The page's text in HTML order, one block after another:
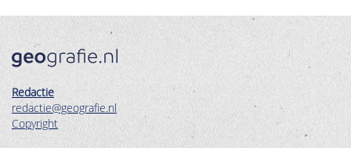
Redactie
redactie@geografie.nl
Copyright